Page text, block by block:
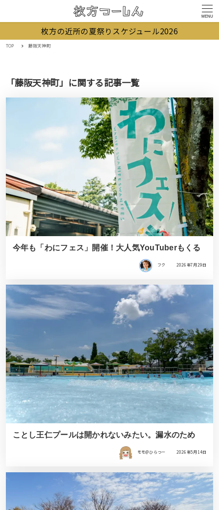
MENU
枚方の近所の夏祭りスケジュール2026
TOP 藤阪天神町
「藤阪天神町」に関する記事一覧
今年も「わにフェス」開催！大人気YouTuberもくる
フク 2026年7月29日
ことし王仁プールは開かれないみたい。漏水のため
モモ＠ひらつー 2026年5月14日